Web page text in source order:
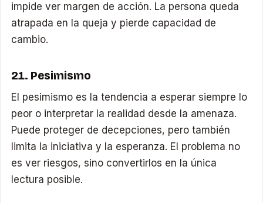
impide ver margen de acción. La persona queda
atrapada en la queja y pierde capacidad de
cambio.
21. Pesimismo
El pesimismo es la tendencia a esperar siempre lo
peor o interpretar la realidad desde la amenaza.
Puede proteger de decepciones, pero también
limita la iniciativa y la esperanza. El problema no
es ver riesgos, sino convertirlos en la única
lectura posible.